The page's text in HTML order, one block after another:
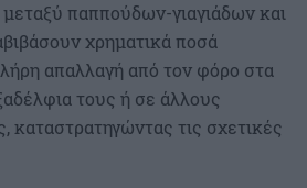
παππούδων-γιαγιάδων και
χρηματικά ποσά
απαλλαγή από τον φόρο στα
τους ή σε άλλους
καταστρατηγώντας τις σχετικές